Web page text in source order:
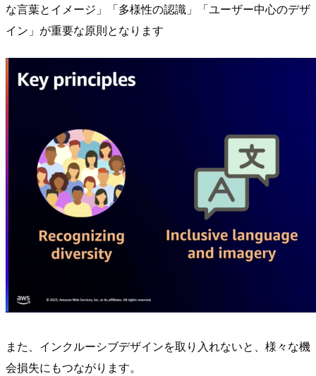
な言葉とイメージ」「多様性の認識」「ユーザー中心のデザ
イン」が重要な原則となります
また、インクルーシブデザインを取り入れないと、様々な機
会損失にもつながります。